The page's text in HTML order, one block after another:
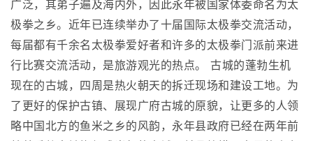
广泛，其弟子遍及海内外，因此永年被国家体委命名为太
极拳之乡。近年已连续举办了十届国际太极拳交流活动，
每届都有千余名太极拳爱好者和许多的太极拳门派前来进
行比赛交流活动，是旅游观光的热点。 古城的蓬勃生机
现在的古城，四周是热火朝天的拆迁现场和建设工地。为
了更好的保护古镇、展现广府古城的原貌，让更多的人领
略中国北方的鱼米之乡的风韵，永年县政府已经在两年前